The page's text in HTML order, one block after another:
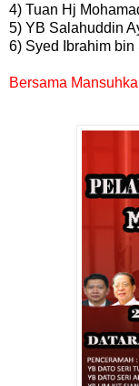
4) Tuan Hj
5) YB Salahuddin
6) Syed Ibrahim
Bersama